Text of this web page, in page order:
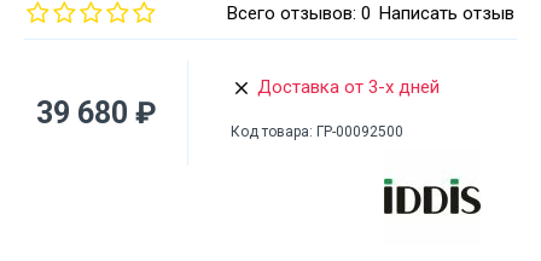
Всего отзывов: 0 Написать отзыв
39 680 ₽
Доставка от 3-х дней
Код товара: ГР-00092500